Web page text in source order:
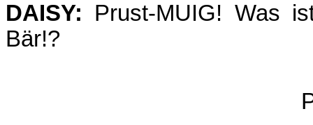
DAISY: Prust-MUIG! Was
Bär!?